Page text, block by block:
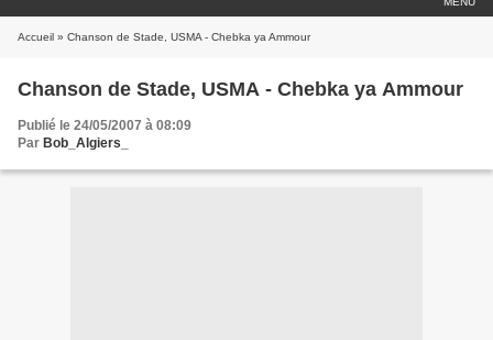
Accueil » Chanson de Stade, USMA - Chebka ya Ammour
Chanson de Stade, USMA - Chebka ya Ammour
Publié le 24/05/2007 à 08:09
Par Bob_Algiers_